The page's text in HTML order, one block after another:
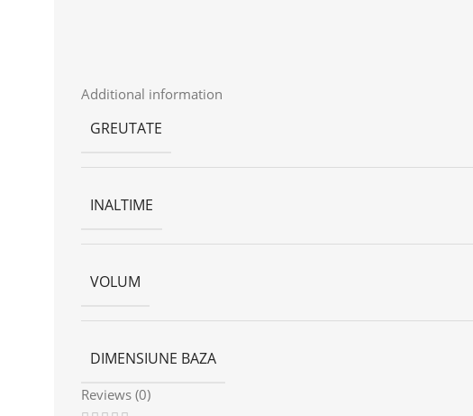
Additional information
GREUTATE
INALTIME
VOLUM
DIMENSIUNE BAZA
Reviews (0)